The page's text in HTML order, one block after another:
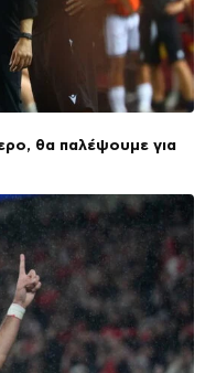
θα παλέψουμε για